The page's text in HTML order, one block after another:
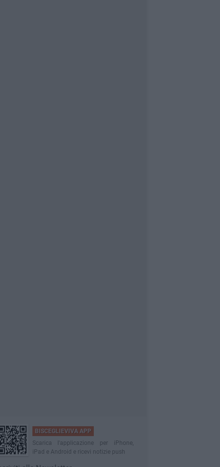
BISCEGLIEVIVA APP
Scarica l'applicazione per iPhone,
iPad e Android e ricevi notizie push